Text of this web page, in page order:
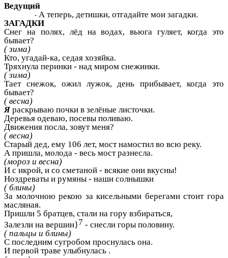
Ведущий
А теперь, детишки, отгадайте мои загадки.
ЗАГАДКИ
Снег на полях, лёд на водах, вьюга гуляет, когда это
бывает?
( зима)
Кто, угадай-ка, седая хозяйка.
Тряхнула перинки - над миром снежинки.
( зима)
Тает снежок, ожил лужок, день прибывает, когда это
бывает?
( весна)
Я раскрываю почки в зелёные листочки.
Деревья одеваю, посевы поливаю.
Движения посла, зовут меня?
( весна)
Старый дед, ему 106 лет, мост намостил во всю реку.
А пришла, молода - весь мост разнесла.
(мороз и весна)
И с икрой, и со сметаной - всякие они вкусны!
Ноздреваты и румяны - наши солнышки
( блины)
За молочною рекою за кисельными берегами стоит гора
масляная.
Пришли 5 братцев, стали на гору взбираться,
Залезли на вершин}7 - снесли горы половину.
( пальцы и блины)
С последним сугробом проснулась она.
И первой траве улыбнулась .